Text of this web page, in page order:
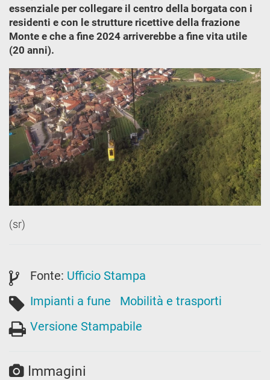
essenziale per collegare il centro della borgata con i
residenti e con le strutture ricettive della frazione
Monte e che a fine 2024 arriverebbe a fine vita utile
(20 anni).
(sr)
Fonte: Ufficio Stampa
Impianti a fune
Mobilità e trasporti
Versione Stampabile
Immagini